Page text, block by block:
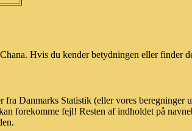
Hvis du kender betydningen eller finder
Danmarks Statistik (eller vores beregninger
forekomme fejl! Resten af indholdet på